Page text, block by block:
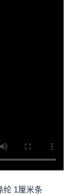
纶 1厘米条